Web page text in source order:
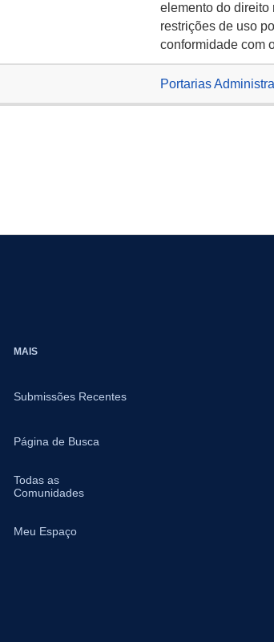
elemento do direito
restrições de uso
conformidade com
Portarias
MAIS
Submissões Recentes
Página de Busca
Todas as
Comunidades
Meu Espaço